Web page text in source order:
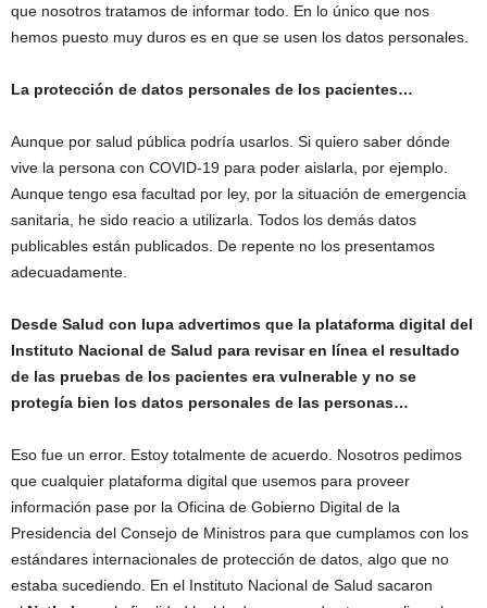
que nosotros tratamos de informar todo. En lo único que nos
hemos puesto muy duros es en que se usen los datos personales.
La protección de datos personales de los pacientes…
Aunque por salud pública podría usarlos. Si quiero saber dónde
vive la persona con COVID-19 para poder aislarla, por ejemplo.
Aunque tengo esa facultad por ley, por la situación de emergencia
sanitaria, he sido reacio a utilizarla. Todos los demás datos
publicables están publicados. De repente no los presentamos
adecuadamente.
Desde Salud con lupa advertimos que la plataforma digital del
Instituto Nacional de Salud para revisar en línea el resultado
de las pruebas de los pacientes era vulnerable y no se
protegía bien los datos personales de las personas…
Eso fue un error. Estoy totalmente de acuerdo. Nosotros pedimos
que cualquier plataforma digital que usemos para proveer
información pase por la Oficina de Gobierno Digital de la
Presidencia del Consejo de Ministros para que cumplamos con los
estándares internacionales de protección de datos, algo que no
estaba sucediendo. En el Instituto Nacional de Salud sacaron